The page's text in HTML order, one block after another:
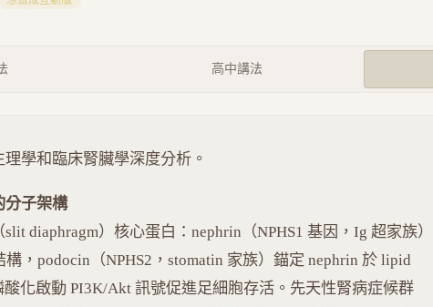
高中講法
學和臨床腎臟學深度分析。
分子架構
diaphragm）核心蛋白：nephrin（NPHS1 基因，Ig 超家族）
，podocin（NPHS2，stomatin 家族）錨定 nephrin 於 lipid
酸化啟動 PI3K/Akt 訊號促進足細胞存活。先天性腎病症候群